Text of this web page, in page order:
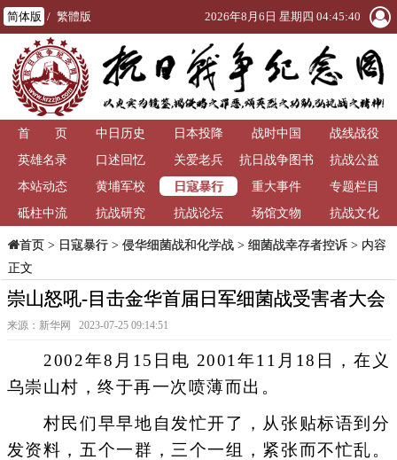
简体版 / 繁體版 2026年8月6日 星期四 04:45:41
首 页 中日历史 日本投降 战时中国
战线战役
英雄名录
口述回忆 关爱老兵
抗日战争图书
馆
抗战公益
本站动态
黄埔军校 日寇暴行 重大事件
专题栏目
砥柱中流
抗战研究 抗战论坛 场馆文物 抗战文化
首页> 日寇暴行> 侵华细菌战和化学战> 细菌战幸存者控诉> 内容
正文
崇山怒吼-目击金华首届日军细菌战受害者大会
来源：新华网 2023-07-25 09:14:51
2002年8月15日电 2001年11月18日，在义
乌崇山村，终于再一次喷薄而出。
村民们早早地自发忙开了，从张贴标语到分
发资料，五个一群，三个一组，紧张而不忙乱。